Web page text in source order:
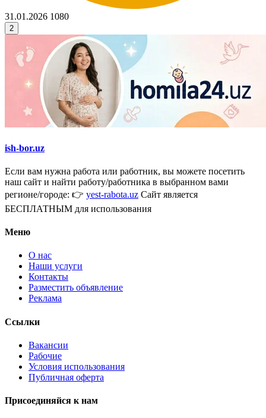
31.01.2026 1080
2
ish-bor.uz
Если вам нужна работа или работник, вы можете посетить
наш сайт и найти работу/работника в выбранном вами
регионе/городе: 👉 yest-rabota.uz Сайт является
БЕСПЛАТНЫМ для использования
Меню
О нас
Наши услуги
Контакты
Разместить объявление
Реклама
Ссылки
Вакансии
Рабочие
Условия использования
Публичная оферта
Присоединяйся к нам